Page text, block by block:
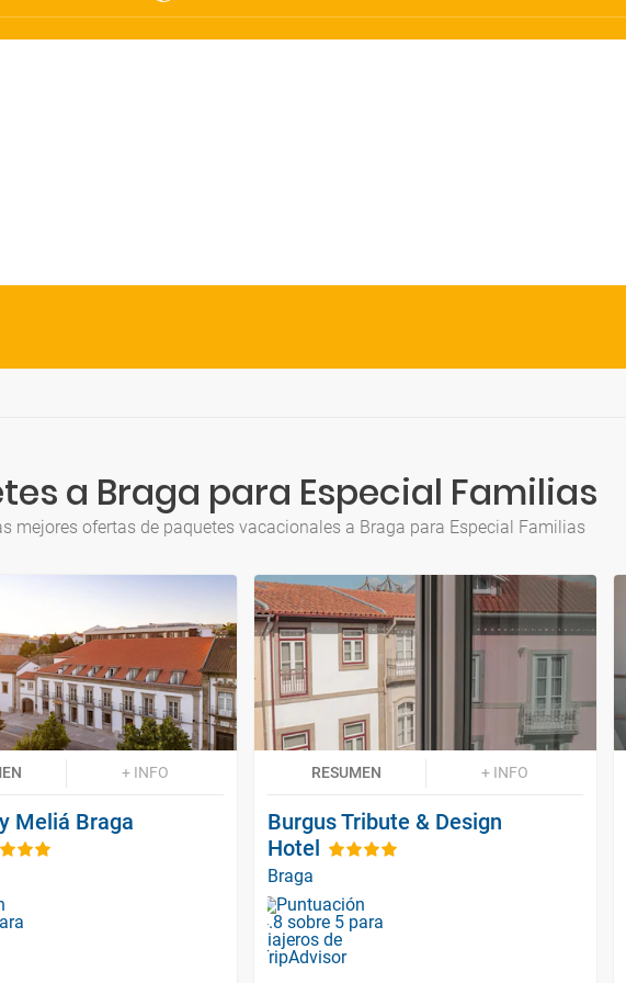
a Braga para Especial Familias
mejores ofertas de paquetes vacacionales a Braga para Especial Familias
+ INFO
Meliá Braga
RESUMEN + INFO
Burgus Tribute & Design
Hotel
Braga